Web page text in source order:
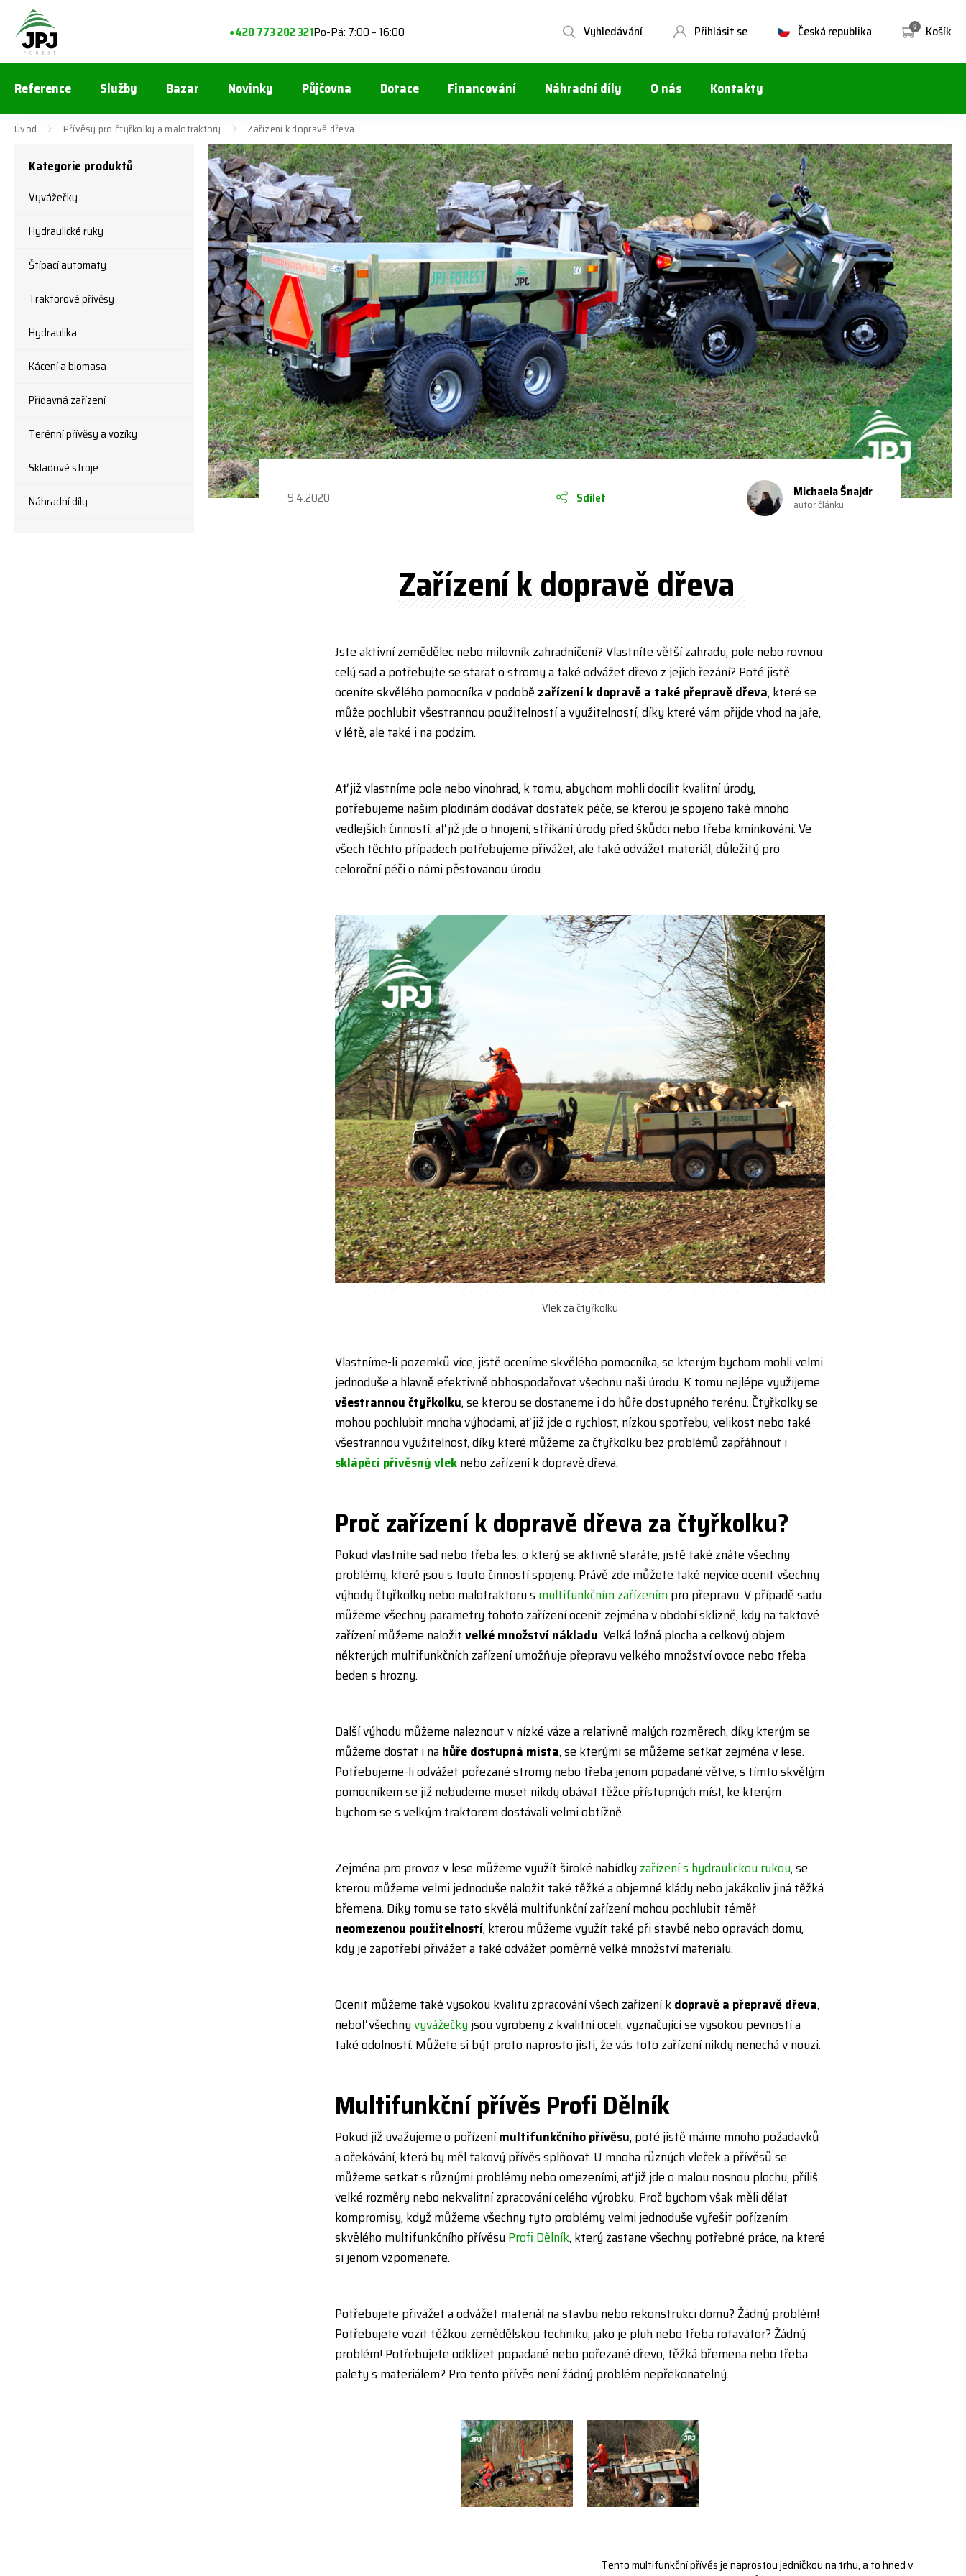
+420 773 202 321Po-Pá: 7:00 – 16:00 0 Košík
Česká republika
Přihlásit se
Vyhledávání
Reference Služby Bazar Novinky Půjčovna Dotace Financování Náhradní díly O nás Kontakty
Úvod Přívěsy pro čtyřkolky a malotraktory Zařízení k dopravě dřeva
Kategorie produktů
Vyvážečky
Hydraulické ruky
Štípací automaty
Traktorové přívěsy
Hydraulika
Kácení a biomasa
Přídavná zařízení
Terénní přívěsy a vozíky
Skladové stroje
Náhradní díly
9.4.2020 Sdílet Michaela Šnajdr
autor článku
Zařízení k dopravě dřeva
Jste aktivní zemědělec nebo milovník zahradničení? Vlastníte větší zahradu, pole nebo rovnou
celý sad a potřebujte se starat o stromy a také odvážet dřevo z jejich řezání? Poté jistě
oceníte skvělého pomocníka v podobě zařízení k dopravě a také přepravě dřeva, které se
může pochlubit všestrannou použitelností a využitelností, díky které vám přijde vhod na jaře,
v létě, ale také i na podzim.
Ať již vlastníme pole nebo vinohrad, k tomu, abychom mohli docílit kvalitní úrody,
potřebujeme našim plodinám dodávat dostatek péče, se kterou je spojeno také mnoho
vedlejších činností, ať již jde o hnojení, stříkání úrody před škůdci nebo třeba kmínkování. Ve
všech těchto případech potřebujeme přivážet, ale také odvážet materiál, důležitý pro
celoroční péči o námi pěstovanou úrodu.
Vlek za čtyřkolku
Vlastníme-li pozemků více, jistě oceníme skvělého pomocníka, se kterým bychom mohli velmi
jednoduše a hlavně efektivně obhospodařovat všechnu naši úrodu. K tomu nejlépe využijeme
všestrannou čtyřkolku, se kterou se dostaneme i do hůře dostupného terénu. Čtyřkolky se
mohou pochlubit mnoha výhodami, ať již jde o rychlost, nízkou spotřebu, velikost nebo také
všestrannou využitelnost, díky které můžeme za čtyřkolku bez problémů zapřáhnout i
sklápěcí přívěsný vleknebo zařízení k dopravě dřeva.
Pročzařízeník dopravědřeva za čtyřkolku?
Pokud vlastníte sad nebo třeba les, o který se aktivně staráte, jistě také znáte všechny
problémy, které jsou s touto činností spojeny. Právě zde můžete také nejvíce ocenit všechny
výhody čtyřkolky nebo malotraktoru s multifunkčním zařízenímpro přepravu. V případě sadu
můžeme všechny parametry tohoto zařízení ocenit zejména v období sklizně, kdy na taktové
zařízení můžeme naložitvelké množství nákladu. Velká ložná plocha a celkový objem
některých multifunkčních zařízení umožňuje přepravu velkého množství ovoce nebo třeba
beden s hrozny.
Další výhodu můžeme naleznout v nízké váze a relativně malých rozměrech, díky kterým se
můžeme dostat i nahůře dostupná místa, se kterými se můžeme setkat zejména v lese.
Potřebujeme-li odvážet pořezané stromy nebo třeba jenom popadané větve, s tímto skvělým
pomocníkem se již nebudeme muset nikdy obávat těžce přístupných míst, ke kterým
bychom se s velkým traktorem dostávali velmi obtížně.
Zejména pro provoz v lese můžeme využít široké nabídkyzařízení s hydraulickou rukou, se
kterou můžeme velmi jednoduše naložit také těžké a objemné klády nebo jakákoliv jiná těžká
břemena. Díky tomu se tato skvělá multifunkční zařízení mohou pochlubit téměř
neomezenou použitelností, kterou můžeme využít také při stavbě nebo opravách domu,
kdy je zapotřebí přivážet a také odvážet poměrně velké množství materiálu.
Ocenit můžeme také vysokou kvalitu zpracování všech zařízení kdopravě a přepravě dřeva,
neboť všechnyvyvážečkyjsou vyrobeny z kvalitní oceli, vyznačující se vysokou pevností a
také odolností. Můžete si být proto naprosto jisti, že vás toto zařízení nikdy nenechá v nouzi.
Multifunkčnípřívěs Profi Dělník
Pokud již uvažujeme o pořízenímultifunkčního přívěsu, poté jistě máme mnoho požadavků
a očekávání, která by měl takový přívěs splňovat. U mnoha různých vleček a přívěsů se
můžeme setkat s různými problémy nebo omezeními, ať již jde o malou nosnou plochu, příliš
velké rozměry nebo nekvalitní zpracování celého výrobku. Proč bychom však měli dělat
kompromisy, když můžeme všechny tyto problémy velmi jednoduše vyřešit pořízením
skvělého multifunkčního přívěsuProfi Dělník, který zastane všechny potřebné práce, na které
si jenom vzpomenete.
Potřebujete přivážet a odvážet materiál na stavbu nebo rekonstrukci domu? Žádný problém!
Potřebujete vozit těžkou zemědělskou techniku, jako je pluh nebo třeba rotavátor? Žádný
problém! Potřebujete odklízet popadané nebo pořezané dřevo, těžká břemena nebo třeba
palety s materiálem? Pro tento přívěs není žádný problém nepřekonatelný.
Tento multifunkční přívěs je naprostou jedničkou na trhu, a to hned v